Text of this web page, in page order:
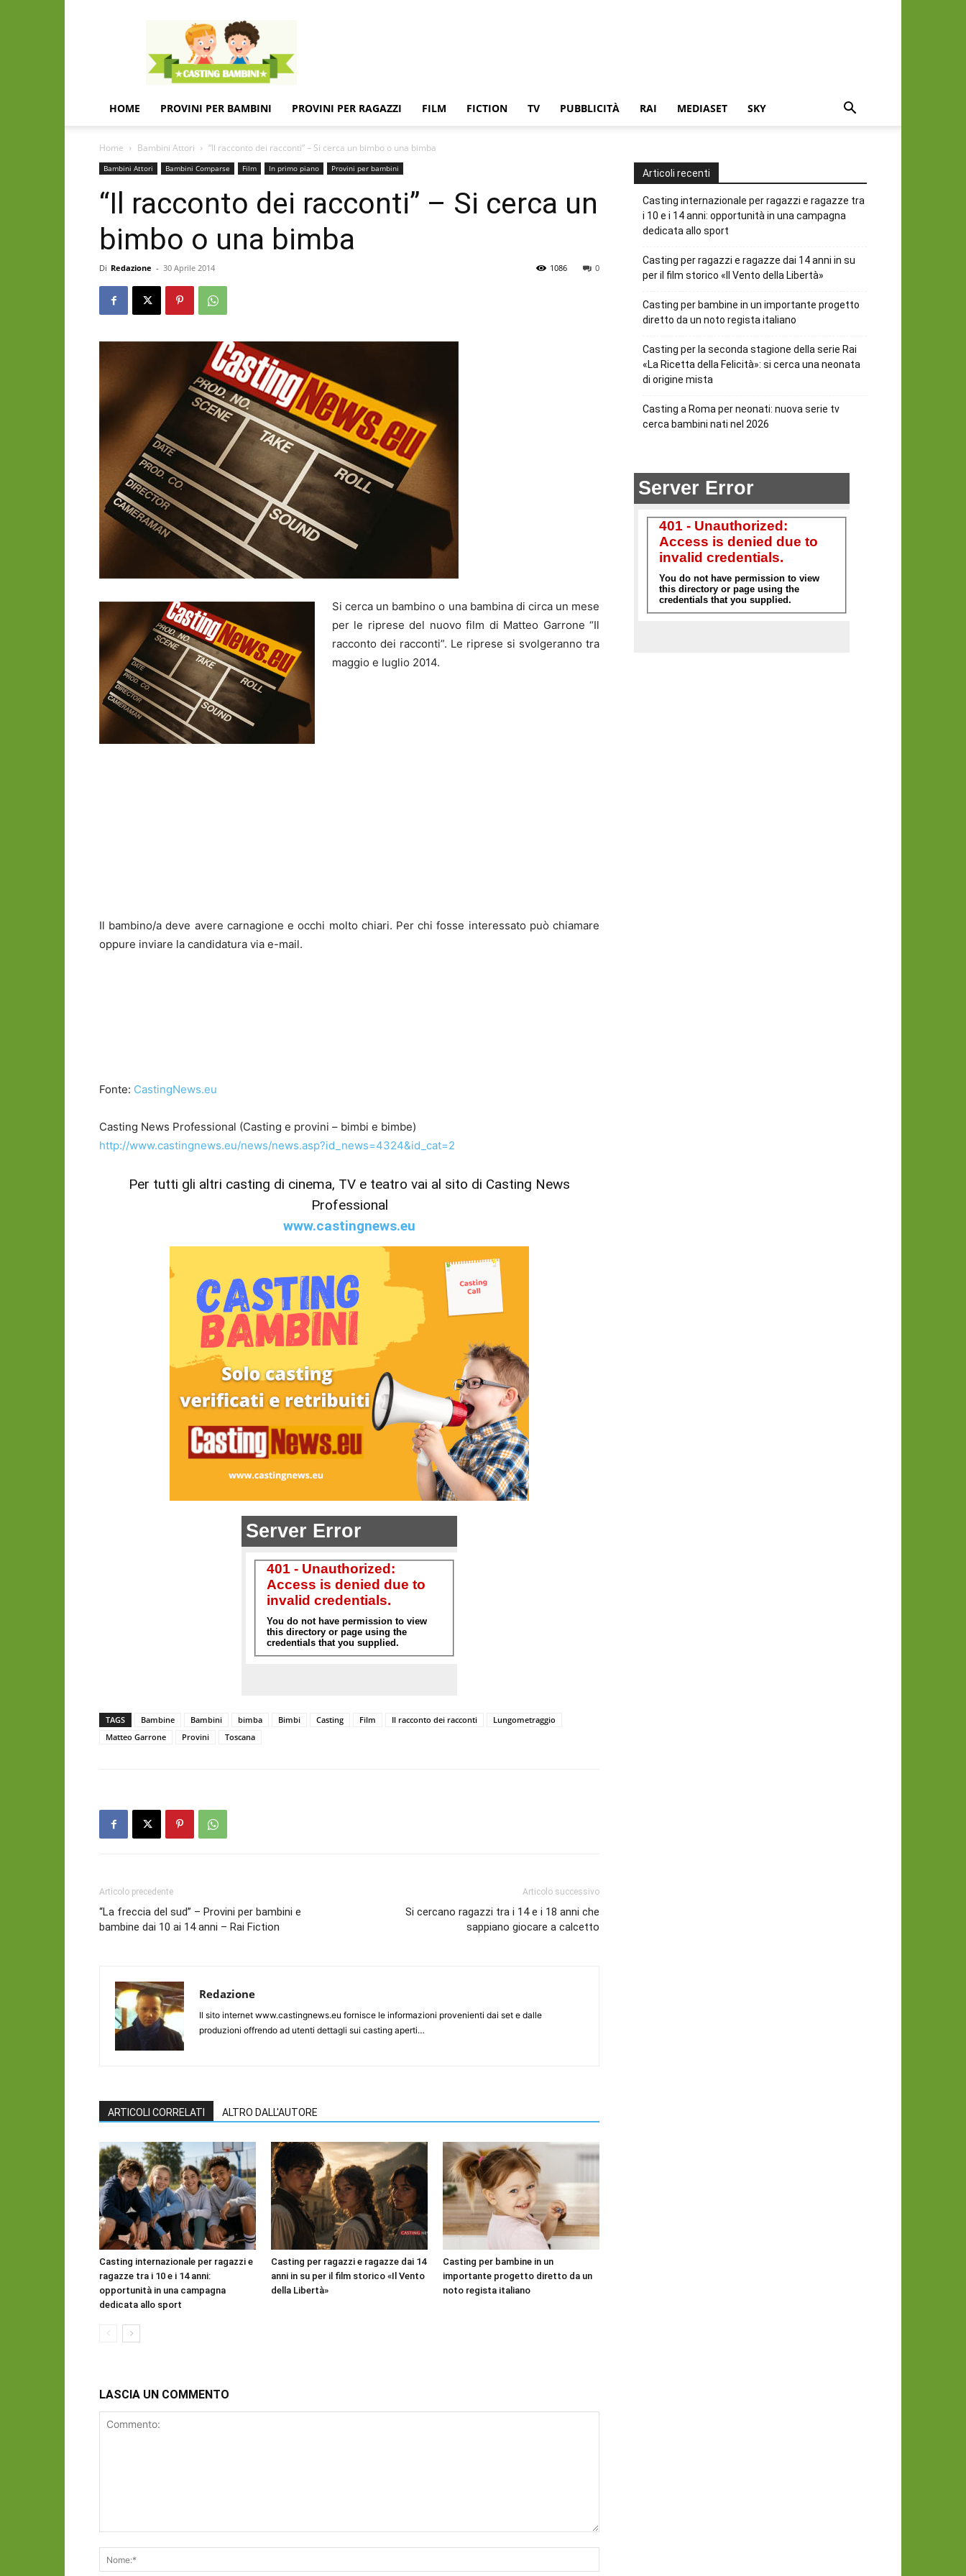
Casting
e
provini
per
bambini
e
HOME PROVINI PER BAMBINI PROVINI PER RAGAZZI FILM FICTION TV PUBBLICITÀ RAI MEDIASET SKY
Home Bambini Attori “Il racconto dei racconti” – Si cerca un bimbo o una bimba
Bambini Attori Bambini Comparse Film In primo piano Provini per bambini
“Il racconto dei racconti” – Si cerca un
bimbo o una bimba
Di Redazione - 30 Aprile 2014 0
1086
Si cerca un bambino o una bambina di circa un mese
per le riprese del nuovo film di Matteo Garrone “Il
racconto dei racconti”. Le riprese si svolgeranno tra
maggio e luglio 2014.
Il bambino/a deve avere carnagione e occhi molto chiari. Per chi fosse interessato può chiamare
oppure inviare la candidatura via e-mail.
Fonte: CastingNews.eu
Casting News Professional (Casting e provini – bimbi e bimbe)
http://www.castingnews.eu/news/news.asp?id_news=4324&id_cat=2
Per tutti gli altri casting di cinema, TV e teatro vai al sito di Casting News
Professional
www.castingnews.eu
TAGS Bambine Bambini bimba Bimbi Casting Film Il racconto dei racconti
Lungometraggio
Matteo Garrone
Provini Toscana
Articolo precedente
“La freccia del sud” – Provini per bambini e
bambine dai 10 ai 14 anni – Rai Fiction
Articolo successivo
Si cercano ragazzi tra i 14 e i 18 anni che
sappiano giocare a calcetto
Redazione
Il sito internet www.castingnews.eu fornisce le informazioni provenienti dai set e dalle
produzioni offrendo ad utenti dettagli sui casting aperti…
ARTICOLI CORRELATI ALTRO DALL'AUTORE
Casting internazionale per ragazzi e
ragazze tra i 10 e i 14 anni:
opportunità in una campagna
dedicata allo sport
Casting per ragazzi e ragazze dai 14
anni in su per il film storico «Il Vento
della Libertà»
Casting per bambine in un
importante progetto diretto da un
noto regista italiano
LASCIA UN COMMENTO
Articoli recenti
Casting internazionale per ragazzi e ragazze tra
i 10 e i 14 anni: opportunità in una campagna
dedicata allo sport
Casting per ragazzi e ragazze dai 14 anni in su
per il film storico «Il Vento della Libertà»
Casting per bambine in un importante progetto
diretto da un noto regista italiano
Casting per la seconda stagione della serie Rai
«La Ricetta della Felicità»: si cerca una neonata
di origine mista
Casting a Roma per neonati: nuova serie tv
cerca bambini nati nel 2026